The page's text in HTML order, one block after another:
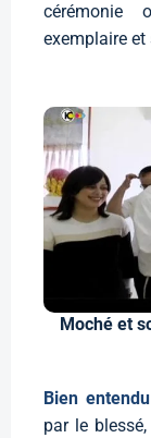
cérémonie
exemplaire
Moché et
Bien
par le